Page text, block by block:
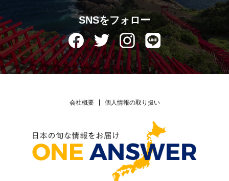
SNSをフォロー
会社概要 個人情報の取り扱い